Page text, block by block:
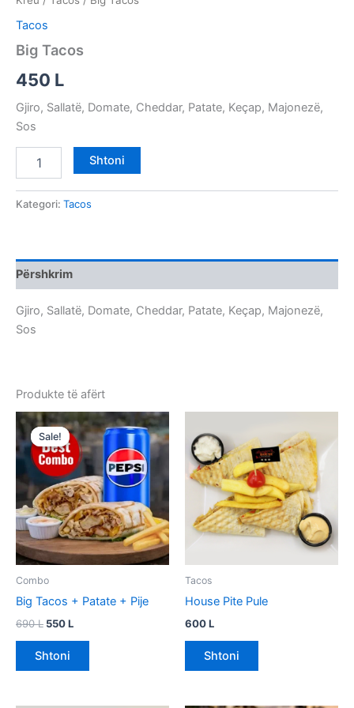
Tacos
Big Tacos
450 L
Gjiro, Sallatë, Domate, Cheddar, Patate, Keçap, Majonezë,
Sos
Shtoni
Kategori: Tacos
Përshkrim
Gjiro, Sallatë, Domate, Cheddar, Patate, Keçap, Majonezë,
Sos
Produkte të afërt
Sale!
Sale!
Combo
Big Tacos + Patate + Pije
690L
Çmimi
origjinal
qe:
690 L.
550L
Çmimi
i
tanishëm
është:
550 L.
Shtoni
Tacos
House Pite Pule
600L
Shtoni